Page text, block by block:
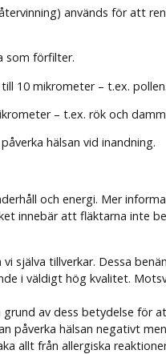
används för att
som förfilter.
10 mikrometer – t.ex. pollen.
– t.ex. rök och
hälsan vid inandning.
och energi. Mer
innebär att fläktarna inte
själva tillverkar. Dessa
i väldigt hög kvalitet.
av dess betydelse
påverka hälsan negativt
allt från allergiska